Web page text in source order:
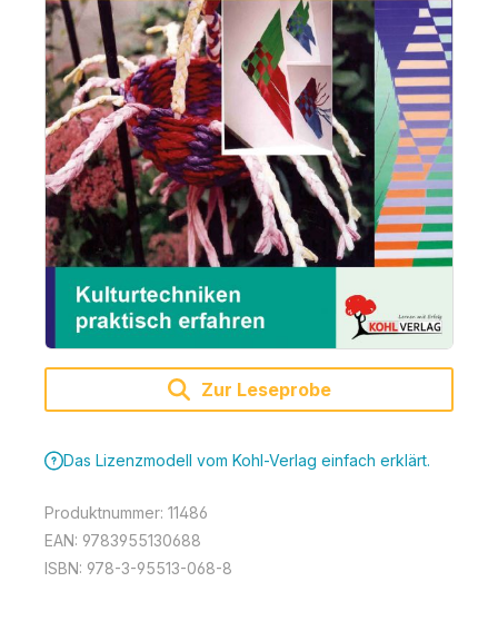
Zur Leseprobe
Das Lizenzmodell vom Kohl-Verlag einfach erklärt.
Produktnummer: 11486
EAN: 9783955130688
ISBN: 978-3-95513-068-8